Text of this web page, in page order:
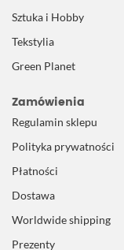
Sztuka i Hobby
Tekstylia
Green Planet
Zamówienia
Regulamin sklepu
Polityka prywatności
Płatności
Dostawa
Worldwide shipping
Prezenty